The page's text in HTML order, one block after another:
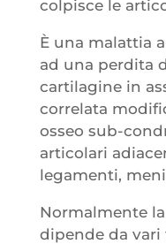
colpisce le
È una malattia
ad una perdita
cartilagine in
correlata
osseo sub-
articolari
legamenti,
Normalmente
dipende da vari